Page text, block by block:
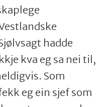
hadde
kva eg sa nei til,
Som
eg ein sjef som